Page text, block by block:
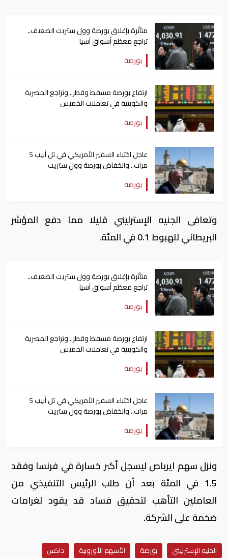
متأثرة بإغلاق بورصة وول ستريت الضعيف..
تراجع معظم أسواق آسيا
بورصة
ارتفاع بورصة مسقط وقطر.. وتراجع المصرية
والكويتية في تعاملات الخميس
بورصة
عاجل اختباء السفير الأمريكي في تل أبيب 5
مرات.. وانخفاض بورصة وول ستريت
بورصة
وتعافى الجنيه الإسترليني قليلا مما دفع المؤشر
البريطاني للهبوط 0.1 في المئة.
متأثرة بإغلاق بورصة وول ستريت الضعيف..
تراجع معظم أسواق آسيا
بورصة
ارتفاع بورصة مسقط وقطر.. وتراجع المصرية
والكويتية في تعاملات الخميس
بورصة
عاجل اختباء السفير الأمريكي في تل أبيب 5
مرات.. وانخفاض بورصة وول ستريت
بورصة
ونزل سهم ايرباص ليسجل أكبر خسارة في فرنسا وفقد
1.5 في المئة بعد أن طلب الرئيس التنفيذي من
العاملين التأهب لتحقيق فساد قد يقود لغرامات
ضخمة على الشركة.
الجنيه الإسترليني بورصة الأسهم الأوروبية داكس